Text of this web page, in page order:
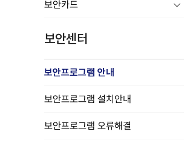
보안카드
보안센터
보안프로그램 안내
보안프로그램 설치안내
보안프로그램 오류해결